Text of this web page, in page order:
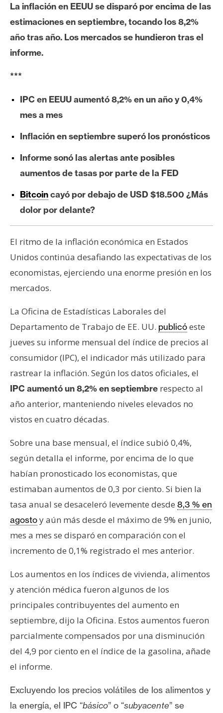
i
t
c
i
t
h
r
e
m
I
A
A
n
l
i
s
s
o
t
s
d
e
P
e
n
s
a
T
e
m
a
s
R
c
u
La inflación en EEUU se disparó por encima de las
estimaciones en septiembre, tocando los 8,2%
año tras año. Los mercados se hundieron tras el
informe.
***
IPC en EEUU aumentó 8,2% en un año y 0,4%
mes a mes
Inflación en septiembre superó los pronósticos
Informe sonó las alertas ante posibles
aumentos de tasas por parte de la FED
Bitcoincayó por debajo de USD $18.500 ¿Más
dolor por delante?
El ritmo de la inflación económica en Estados
Unidos continúa desafiando las expectativas de los
economistas, ejerciendo una enorme presión en los
mercados.
La Oficina de Estadísticas Laborales del
Departamento de Trabajo de EE. UU. publicóeste
jueves su informe mensual del índice de precios al
consumidor (IPC), el indicador más utilizado para
rastrear la inflación. Según los datos oficiales, el
IPC aumentó un 8,2% en septiembre respecto al
año anterior, manteniendo niveles elevados no
vistos en cuatro décadas.
Sobre una base mensual, el índice subió 0,4%,
según detalla el informe, por encima de lo que
habían pronosticado los economistas, que
estimaban aumentos de 0,3 por ciento. Si bien la
tasa anual se desaceleró levemente desde 8,3 % en
agostoy aún más desde el máximo de 9% en junio,
mes a mes se disparó en comparación con el
incremento de 0,1% registrado el mes anterior.
Los aumentos en los índices de vivienda, alimentos
y atención médica fueron algunos de los
principales contribuyentes del aumento en
septiembre, dijo la Oficina. Estos aumentos fueron
parcialmente compensados por una disminución
del 4,9 por ciento en el índice de la gasolina, añade
el informe.
Excluyendo los precios volátiles de los alimentos y
la energía, el IPC “básico” o “subyacente” se